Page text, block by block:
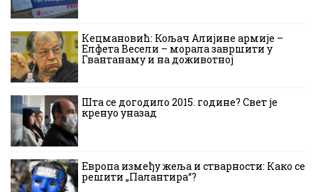
Кецмановић: Кољач Алијине армије –
Елфета Весели – морала завршити у
Гвантанаму и на доживотној
Шта се догодило 2015. године? Свет је
кренуо уназад
Европа између жеља и стварности: Како се
решити „Палантира“?